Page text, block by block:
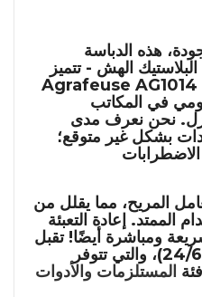
هذه الدباسة
الهش - تتميز
Agrafeuse AG1014
في المكاتب
نحن نعرف مدى
بشكل غير متوقع؛
المريح، مما يقلل من
الممتد. إعادة التعبئة
الدبابيس القياسية (مقاس 24/6)، والتي تتوفر
المستلزمات والأدوات